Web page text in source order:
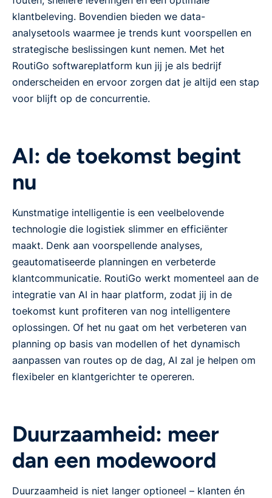
klantbeleving. Bovendien bieden we data-
analysetools waarmee je trends kunt voorspellen en
strategische beslissingen kunt nemen. Met het
RoutiGo softwareplatform kun jij je als bedrijf
onderscheiden en ervoor zorgen dat je altijd een stap
voor blijft op de concurrentie.
AI: de toekomst begint
nu
Kunstmatige intelligentie is een veelbelovende
technologie die logistiek slimmer en efficiënter
maakt. Denk aan voorspellende analyses,
geautomatiseerde planningen en verbeterde
klantcommunicatie. RoutiGo werkt momenteel aan de
integratie van AI in haar platform, zodat jij in de
toekomst kunt profiteren van nog intelligentere
oplossingen. Of het nu gaat om het verbeteren van
planning op basis van modellen of het dynamisch
aanpassen van routes op de dag, AI zal je helpen om
flexibeler en klantgerichter te opereren.
Duurzaamheid: meer
dan een modewoord
Duurzaamheid is niet langer optioneel – klanten én